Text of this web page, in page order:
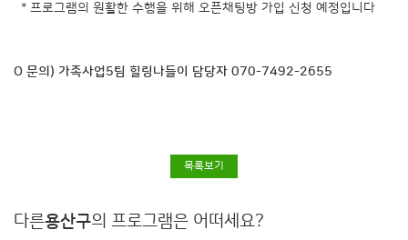
* 프로그램의 원활한 수행을 위해 오픈채팅방 가입 신청 예정입니다
O 문의) 가족사업5팀 힐링나들이 담당자 070-7492-2655
목록보기
다른용산구의 프로그램은 어떠세요?